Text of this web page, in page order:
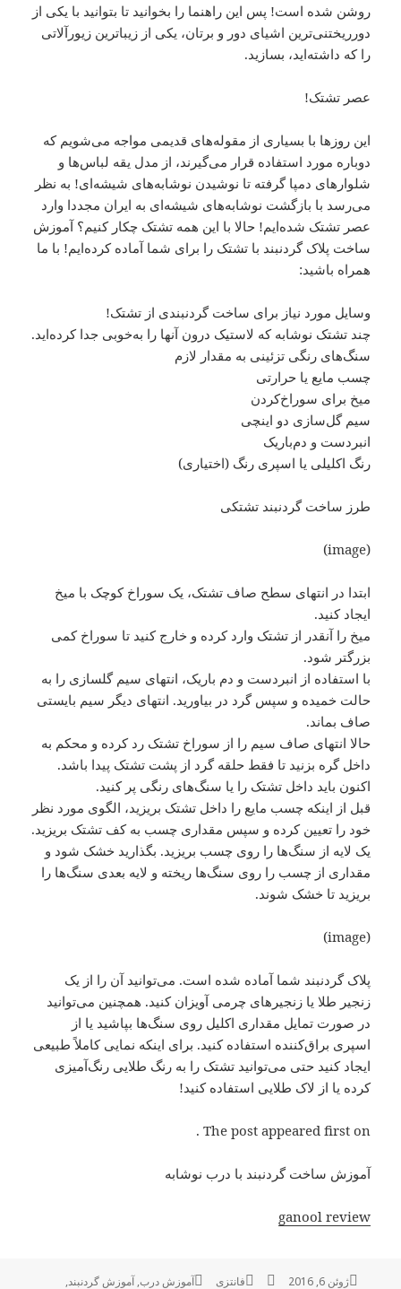
روشن شده است! پس این راهنما را بخوانید تا بتوانید با یکی از
دورریختنی‌ترین اشیای دور و برتان، یکی از زیباترین زیورآلاتی
را که داشته‌اید، بسازید.
عصر تشتک!
این روزها با بسیاری از مقوله‌های قدیمی مواجه می‌شویم که
دوباره مورد استفاده قرار می‌گیرند، از مدل یقه لباس‌ها و
شلوارهای دمپا گرفته تا نوشیدن نوشابه‌های شیشه‌ای! به نظر
می‌رسد با بازگشت نوشابه‌های شیشه‌ای به ایران مجددا وارد
عصر تشتک شده‌ایم! حالا با این همه تشتک چکار کنیم؟ آموزش
ساخت پلاک گردنبند با تشتک را برای شما آماده کرده‌ایم! با ما
همراه باشید:
وسایل مورد نیاز برای ساخت گردنبندی از تشتک!
چند تشتک نوشابه که لاستیک درون آنها را به‌خوبی جدا کرده‌اید.
سنگ‌های رنگی تزئینی به مقدار لازم
چسب مایع یا حرارتی
میخ برای سوراخ‌کردن
سیم گل‌سازی دو اینچی
انبردست و دم‌باریک
رنگ اکلیلی یا اسپری رنگ (اختیاری)
طرز ساخت گردنبند تشتکی
(image)
ابتدا در انتهای سطح صاف تشتک، یک سوراخ کوچک با میخ
ایجاد کنید.
میخ را آنقدر از تشتک وارد کرده و خارج کنید تا سوراخ کمی
بزرگتر شود.
با استفاده از انبردست و دم باریک، انتهای سیم گلسازی را به
حالت خمیده و سپس گرد در بیاورید. انتهای دیگر سیم بایستی
صاف بماند.
حالا انتهای صاف سیم را از سوراخ تشتک رد کرده و محکم به
داخل گره بزنید تا فقط حلقه گرد از پشت تشتک پیدا باشد.
اکنون باید داخل تشتک را یا سنگ‌های رنگی پر کنید.
قبل از اینکه چسب مایع را داخل تشتک بریزید، الگوی مورد نظر
خود را تعیین کرده و سپس مقداری چسب به کف تشتک بریزید.
یک لایه از سنگ‌ها را روی چسب بریزید. بگذارید خشک شود و
مقداری از چسب را روی سنگ‌ها ریخته و لایه بعدی سنگ‌ها را
بریزید تا خشک شوند.
(image)
پلاک گردنبند شما آماده شده است. می‌توانید آن را از یک
زنجیر طلا یا زنجیرهای چرمی آویزان کنید. همچنین می‌توانید
در صورت تمایل مقداری اکلیل روی سنگ‌ها بپاشید یا از
اسپری براق‌کننده استفاده کنید. برای اینکه نمایی کاملاً طبیعی
ایجاد کنید حتی می‌توانید تشتک را به رنگ طلایی رنگ‌آمیزی
کرده یا از لاک طلایی استفاده کنید!
The post appeared first on .
آموزش ساخت گردنبند با درب نوشابه
ganool review
ارسال
ژوئن 6, 2016 نویسندهدسته‌ها
فانتزی برچسب‌ها
آموزش درب,آموزش گردنبند,